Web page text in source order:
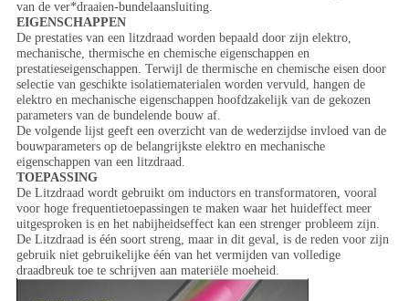
van de ver*draaien-bundelaansluiting.
EIGENSCHAPPEN
De prestaties van een litzdraad worden bepaald door zijn elektro,
mechanische, thermische en chemische eigenschappen en
prestatieseigenschappen. Terwijl de thermische en chemische eisen door
selectie van geschikte isolatiematerialen worden vervuld, hangen de
elektro en mechanische eigenschappen hoofdzakelijk van de gekozen
parameters van de bundelende bouw af.
De volgende lijst geeft een overzicht van de wederzijdse invloed van de
bouwparameters op de belangrijkste elektro en mechanische
eigenschappen van een litzdraad.
TOEPASSING
De Litzdraad wordt gebruikt om inductors en transformatoren, vooral
voor hoge frequentietoepassingen te maken waar het huideffect meer
uitgesproken is en het nabijheidseffect kan een strenger probleem zijn.
De Litzdraad is één soort streng, maar in dit geval, is de reden voor zijn
gebruik niet gebruikelijke één van het vermijden van volledige
draadbreuk toe te schrijven aan materiële moeheid.